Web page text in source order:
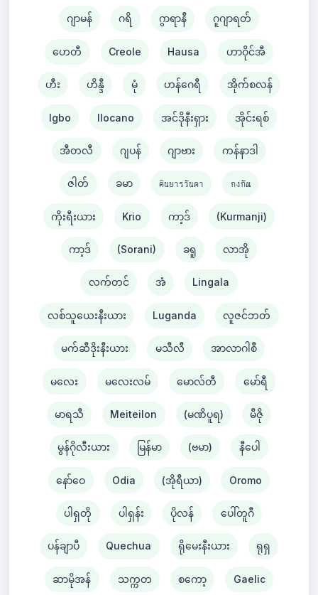
ဂျာမန် ဂရိ ဂွာရာနီ ဂူဂျာရတ်
ဟေတီ Creole Hausa ဟာဝိုင်အီ
ဟီး ဟိန္ဒီ မုံ ဟန်ဂေရီ အိုက်စလန်
Igbo Ilocano အင်ဒိုနီးရှား အိုင်းရစ်
အီတလီ ဂျပန် ဂျာဗား ကန်နာဒါ
ဇါတ် ခမာ คินยารวันดา กงกัณ
ကိုးရီးယား Krio ကာ့ဒ် (Kurmanji)
ကာ့ဒ် (Sorani) ခရူ လာအို
လက်တင် အံ Lingala
လစ်သူယေးနီးယား Luganda လူဇင်ဘတ်
မက်ဆီဒိုးနီးယား မသီလီ အာလာဂါစီ
မလေး မလေးလမ် မောလ်တီ မော်ရီ
မာရသီ Meiteilon (မဏိပူရ) မီဇို
မွန်ဂိုလီးယား မြန်မာ (ဗမာ) နီပေါ
နော်ဝေ Odia (အိုရီယာ) Oromo
ပါရှတို ပါရှန်း ပိုလန် ပေါ်တူဂီ
ပန်ချာပီ Quechua ရိုမေးနီးယား ရုရှ
ဆာမိုအန် သက္ကတ စကော့ Gaelic